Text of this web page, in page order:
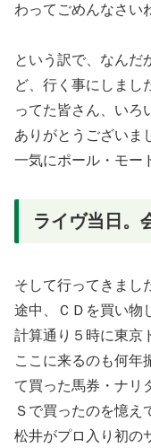
わってごめんなさい
という訳で、なんだ
ど、行く事にしまし
ってた皆さん、いろ
ありがとうございま
一気にポール・モー
ライヴ当日。
そして行ってきまし
途中、ＣＤを買い物
計算通り５時に東京
ここに来るのも何年
て買った馬券・ナリ
Ｓで買ったのを憶え
松井がプロ入り初の